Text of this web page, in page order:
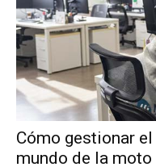
Cómo gestionar
mundo de la moto